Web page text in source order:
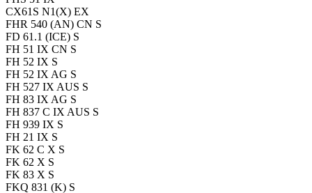
CX61S N1(X) EX
FHR 540 (AN) CN S
FD 61.1 (ICE) S
FH 51 IX CN S
FH 52 IX S
FH 52 IX AG S
FH 527 IX AUS S
FH 83 IX AG S
FH 837 C IX AUS S
FH 939 IX S
FH 21 IX S
FK 62 C X S
FK 62 X S
FK 83 X S
FKQ 831 (K) S